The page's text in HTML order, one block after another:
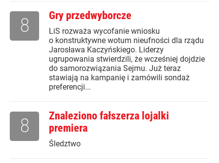
Gry przedwyborcze
LiS rozważa wycofanie wniosku
o konstruktywne wotum nieufności dla rządu
Jarosława Kaczyńskiego. Liderzy
ugrupowania stwierdzili, że wcześniej dojdzie
do samorozwiązania Sejmu. Już teraz
stawiają na kampanię i zamówili sondaż
preferencji...
8
Znaleziono fałszerza lojalki
premiera
Śledztwo
8